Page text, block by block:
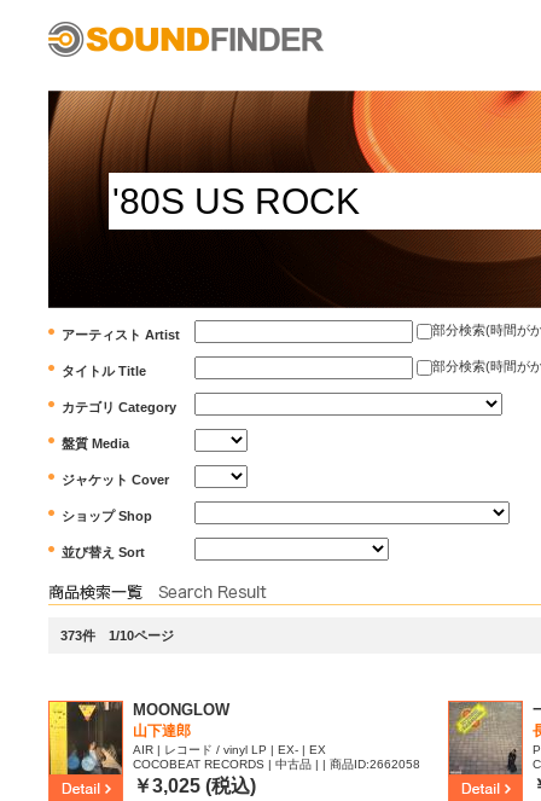
アーティスト Artist 部分検索(時間が
タイトル Title 部分検索(時間が
カテゴリ Category
盤質 Media
ジャケット Cover
ショップ Shop
並び替え Sort
373件 1/10ページ
MOONGLOW
山下達郎
AIR | レコード / vinyl LP | EX- | EX
COCOBEAT RECORDS | 中古品 | | 商品ID:2662058
￥3,025 (税込)